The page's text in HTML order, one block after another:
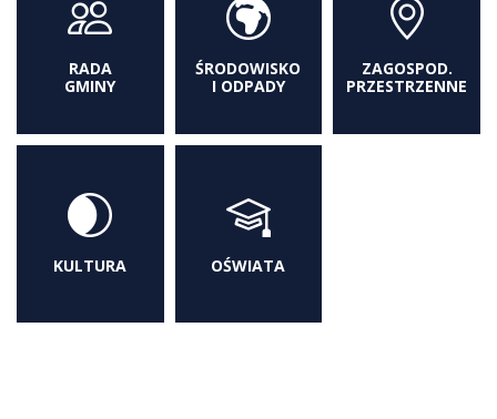
RADA
GMINY
ŚRODOWISKO
I ODPADY
ZAGOSPOD.
PRZESTRZENNE
KULTURA OŚWIATA